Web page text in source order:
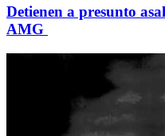
Detienen a presunto
AMG